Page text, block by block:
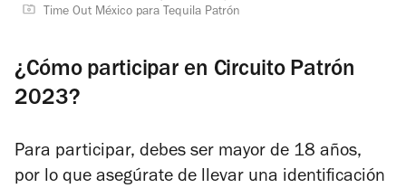
Time Out México para Tequila Patrón
¿Cómo participar en Circuito Patrón
2023?
Para participar, debes ser mayor de 18 años,
por lo que asegúrate de llevar una identificación